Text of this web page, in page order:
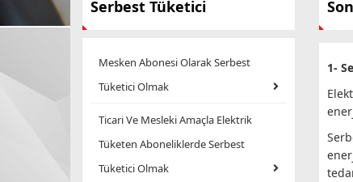
Serbest Tüketici
Mesken Abonesi Olarak Serbest
Tüketici Olmak
Ticari Ve Mesleki Amaçla Elektrik
Tüketen Aboneliklerde Serbest
Tüketici Olmak
1-